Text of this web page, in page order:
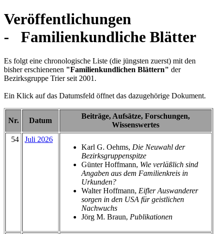
Veröffentlichungen
- Familienkundliche Blätter
Es folgt eine chronologische Liste (die jüngsten zuerst) mit den
bisher erschienenen "Familienkundlichen Blättern" der
Bezirksgruppe Trier seit 2001.
Ein Klick auf das Datumsfeld öffnet das dazugehörige Dokument.
Nr. Datum
Beiträge, Aufsätze, Forschungen,
Wissenswertes
54
Juli 2026
Karl G. Oehms, Die Neuwahl der
Bezirksgruppenspitze
Günter Hoffmann, Wie verläßlich sind
Angaben aus dem Familienkreis in
Urkunden?
Walter Hoffmann, Eifler Auswanderer
sorgen in den USA für geistlichen
Nachwuchs
Jörg M. Braun, Publikationen